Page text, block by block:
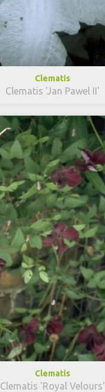
Clematis
Clematis 'Jan Pawel II'
Clematis
Clematis 'Royal Velours'